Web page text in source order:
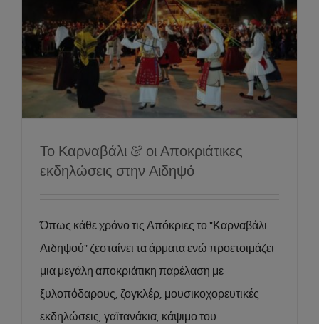
Το Καρναβάλι & οι Αποκριάτικες
εκδηλώσεις στην Αιδηψό
Events News Social
Το Καρναβάλι & οι Αποκριάτικες
εκδηλώσεις στην Αιδηψό
Όπως κάθε χρόνο τις Απόκριες το "Καρναβάλι
Αιδηψού" ζεσταίνει τα άρματα ενώ προετοιμάζει
μια μεγάλη αποκριάτικη παρέλαση με
ξυλοπόδαρους, ζογκλέρ, μουσικοχορευτικές
εκδηλώσεις, γαϊτανάκια, κάψιμο του